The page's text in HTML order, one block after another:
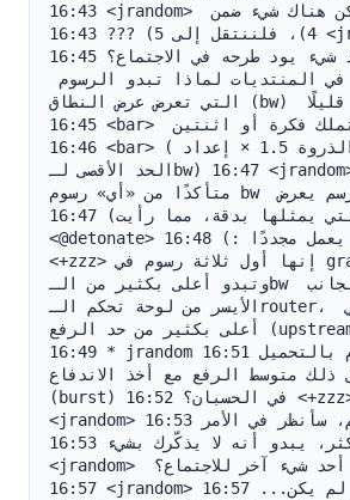
16:43 <jrandom> حسنًا، إن لم يكن هناك شيء ضمن
4)، فلننتقل إلى 5) ??? 16:43 <jrandom> هل لدى
أحد شيء يود طرحه في الاجتماع؟ 16:45 <bar> كان
التي تعرض عرض النطاق (bw) غير دقيقة قليلًا
16:45 <bar> ظننت أنك قد تملك فكرة أو اثنتين
16:46 <bar> (أساسًا، تبلغ الذروة 1.5 × إعداد
الحد الأقصى لـbw) 16:47 <jrandom> أجل، لم أكن
متأكدًا من «أي» رسوم bw يقصدون (كل رسم يعرض
الإحصائية التي يمثلها بدقة، مما رأيت) 16:47
<@detonate> لا بأس، إنه يعمل مجددًا :) 16:48
<+zzz> إنها أول ثلاثة رسوم في graphs.jsp،
وتبدو أعلى بكثير من الـbw المعروض في الجانب
الأيسر من لوحة تحكم الـrouter، وبالنسبة لي فهي
أعلى بكثير من حد الرفع (upstream) الذي ضبطتُه
16:49 * jrandom يقوم بالتحميل 16:51 <jrandom>
ذلك متوسط الرفع مع أخذ الاندفاع
(burst) في الحسبان؟ 16:52 <+zzz> نعم 16:52
<jrandom> همم، سأنظر في الأمر 16:53 <+zzz>
سأُحقق أكثر، يبدو أنه لا يذكّرك بشيء 16:53
<jrandom> حسنًا، هل لدى أحد شيء آخر للاجتماع؟
16:57 <jrandom> إن لم يكن... 16:57 * jrandom